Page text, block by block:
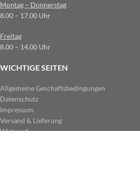
Montag – Donnerstag
8.00 – 17.00 Uhr
Freitag
8.00 – 14.00 Uhr
WICHTIGE SEITEN
Allgemeine Geschäftsbedingungen
Datenschutz
Impressum
Versand & Lieferung
Widerruf